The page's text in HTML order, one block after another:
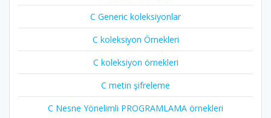
C Generic koleksiyonlar
C koleksiyon Örnekleri
C koleksiyon örnekleri
C metin şifreleme
C Nesne Yönelimli PROGRAMLAMA örnekleri